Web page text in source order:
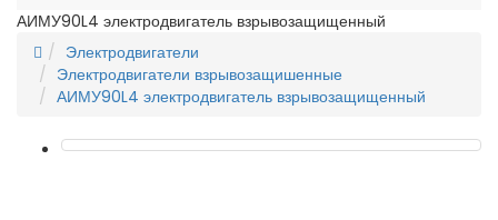
АИМУ90L4 электродвигатель взрывозащищенный
Электродвигатели
Электродвигатели взрывозащишенные
АИМУ90L4 электродвигатель взрывозащищенный